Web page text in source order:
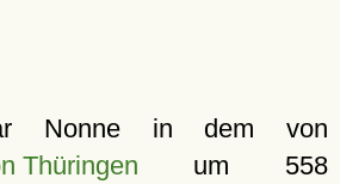
Nonne in dem von
Thüringen um 558